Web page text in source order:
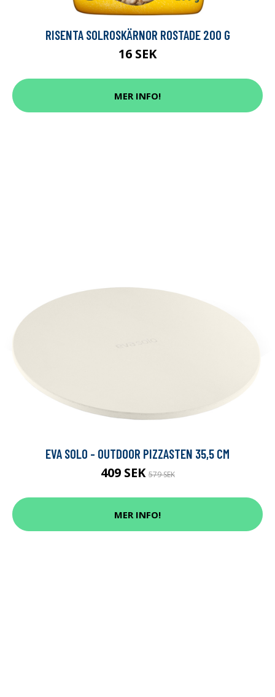
RISENTA SOLROSKÄRNOR ROSTADE 200 G
16 SEK
MER INFO!
EVA SOLO - OUTDOOR PIZZASTEN 35,5 CM
409 SEK579 SEK
MER INFO!